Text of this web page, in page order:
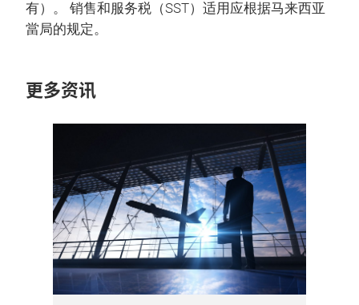
有）。 销售和服务税（SST）适用应根据马来西亚
當局的规定。
更多资讯